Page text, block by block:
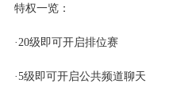
特权一览：
·20级即可开启排位赛
·5级即可开启公共频道聊天